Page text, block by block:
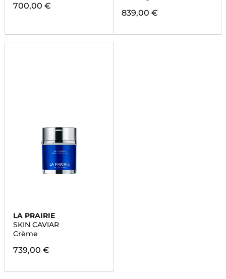
700,00 €
839,00 €
LA PRAIRIE
SKIN CAVIAR
Crème
739,00 €